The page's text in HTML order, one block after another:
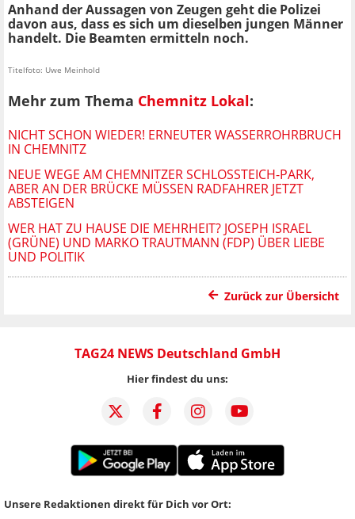
Anhand der Aussagen von Zeugen geht die Polizei
davon aus, dass es sich um dieselben jungen Männer
handelt. Die Beamten ermitteln noch.
Titelfoto: Uwe Meinhold
Mehr zum Thema Chemnitz Lokal:
NICHT SCHON WIEDER! ERNEUTER WASSERROHRBRUCH
IN CHEMNITZ
NEUE WEGE AM CHEMNITZER SCHLOSSTEICH-PARK, A
BER AN DER BRÜCKE MÜSSEN RADFAHRER JETZT A
BSTEIGEN
WER HAT ZU HAUSE DIE MEHRHEIT? JOSEPH ISRAEL
(GRÜNE) UND MARKO TRAUTMANN (FDP) ÜBER LIEBE
UND POLITIK
Zurück zur Übersicht
TAG24 NEWS Deutschland GmbH
Hier findest du uns:
Unsere Redaktionen direkt für Dich vor Ort: